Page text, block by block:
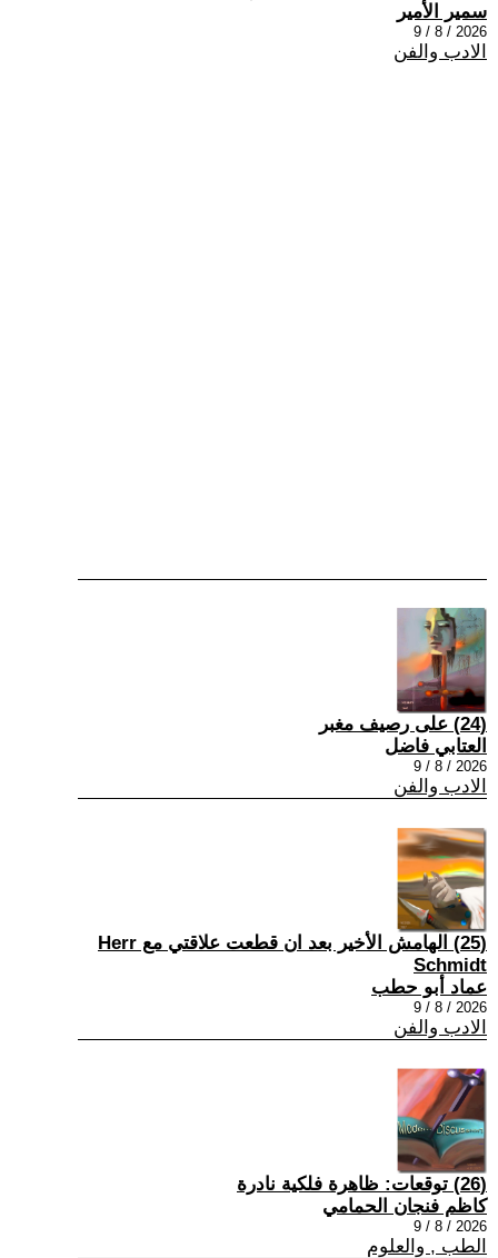
سمير الأمير
2026 / 8 / 9
الادب والفن
(24) على رصيف مغبر
العتابي فاضل
2026 / 8 / 9
الادب والفن
(25) الهامش الأخير بعد ان قطعت علاقتي مع Herr
Schmidt
عماد أبو حطب
2026 / 8 / 9
الادب والفن
(26) توقعات: ظاهرة فلكية نادرة
كاظم فنجان الحمامي
2026 / 8 / 9
الطب , والعلوم